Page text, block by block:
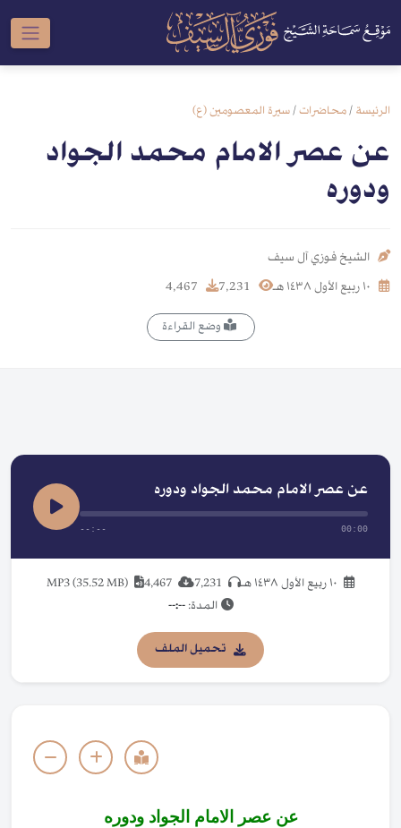
الرئيسة /محاضرات/سيرة المعصومين (ع)
عن عصر الامام محمد الجواد
ودوره
الشيخ فوزي آل سيف
وضع القراءة
عن عصر الامام محمد الجواد ودوره
00:00
--:--
المدة:--:--
تحميل الملف
عن عصر الامام الجواد ودوره